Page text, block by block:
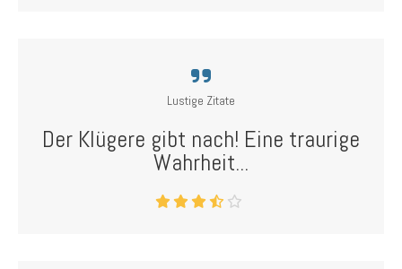
Lustige Zitate
Der Klügere gibt nach! Eine traurige
Wahrheit...